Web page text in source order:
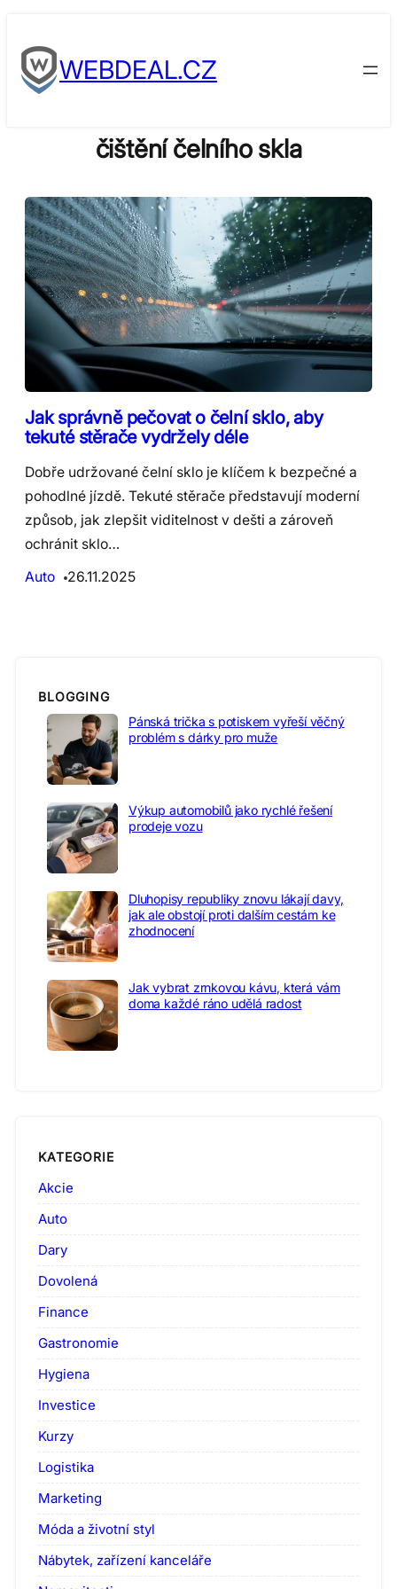
to
contentWEBDEAL.CZ
čištění čelního skla
Jak správně pečovat o čelní sklo, aby
tekuté stěrače vydržely déle
Dobře udržované čelní sklo je klíčem k bezpečné a
pohodlné jízdě. Tekuté stěrače představují moderní
způsob, jak zlepšit viditelnost v dešti a zároveň
ochránit sklo…
Auto
26.11.2025
BLOGGING
Pánská trička s potiskem vyřeší věčný
problém s dárky pro muže
Výkup automobilů jako rychlé řešení
prodeje vozu
Dluhopisy republiky znovu lákají davy,
jak ale obstojí proti dalším cestám ke
zhodnocení
Jak vybrat zrnkovou kávu, která vám
doma každé ráno udělá radost
KATEGORIE
Akcie
Auto
Dary
Dovolená
Finance
Gastronomie
Hygiena
Investice
Kurzy
Logistika
Marketing
Móda a životní styl
Nábytek, zařízení kanceláře